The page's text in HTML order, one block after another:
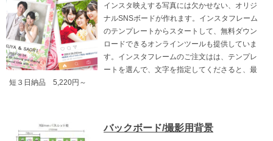
インスタ映えする写真には欠かせない、オリジ
ナルSNSボードが作れます。インスタフレーム
のテンプレートからスタートして、無料ダウン
ロードできるオンラインツールも提供していま
す。インスタフレームのご注文はは、テンプレ
ートを選んで、文字を指定してくださると、最
短３日納品 5,220円～
バックボード/撮影用背景